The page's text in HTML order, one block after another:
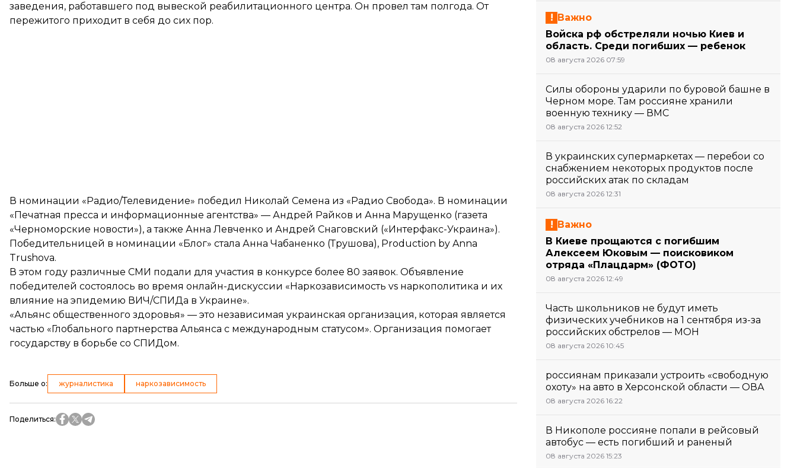
заведения, работавшего под вывеской реабилитационного центра. Он провел там полгода. От
пережитого приходит в себя до сих пор.
В номинации «Радио/Телевидение» победил Николай Семена из «Радио Свобода». В номинации
«Печатная пресса и информационные агентства» — Андрей Райков и Анна Марущенко (газета
«Черноморские новости»), а также Анна Левченко и Андрей Снаговский («Интерфакс-Украина»).
Победительницей в номинации «Блог» стала Анна Чабаненко (Трушова), Production by Anna
Trushova.
В этом году различные СМИ подали для участия в конкурсе более 80 заявок. Объявление
победителей состоялось во время онлайн-дискуссии «Наркозависимость vs наркополитика и их
влияние на эпидемию ВИЧ/СПИДа в Украине».
«Альянс общественного здоровья» — это независимая украинская организация, которая является
частью «Глобального партнерства Альянса с международным статусом». Организация помогает
государству в борьбе со СПИДом.
Больше о: журналистика наркозависимость
Поделиться:
Важно
Войска рф обстреляли ночью Киев и
область. Среди погибших — ребенок
08 августа 2026 07:59
Силы обороны ударили по буровой башне в
Черном море. Там россияне хранили
военную технику — ВМС
08 августа 2026 12:52
В украинских супермаркетах — перебои со
снабжением некоторых продуктов после
российских атак по складам
08 августа 2026 12:31
Важно
В Киеве прощаются с погибшим
Алексеем Юковым — поисковиком
отряда «Плацдарм» (ФОТО)
08 августа 2026 12:49
Часть школьников не будут иметь
физических учебников на 1 сентября из-за
российских обстрелов — МОН
08 августа 2026 10:45
россиянам приказали устроить «свободную
охоту» на авто в Херсонской области — ОВА
08 августа 2026 16:22
В Никополе россияне попали в рейсовый
автобус — есть погибший и раненый
08 августа 2026 15:23